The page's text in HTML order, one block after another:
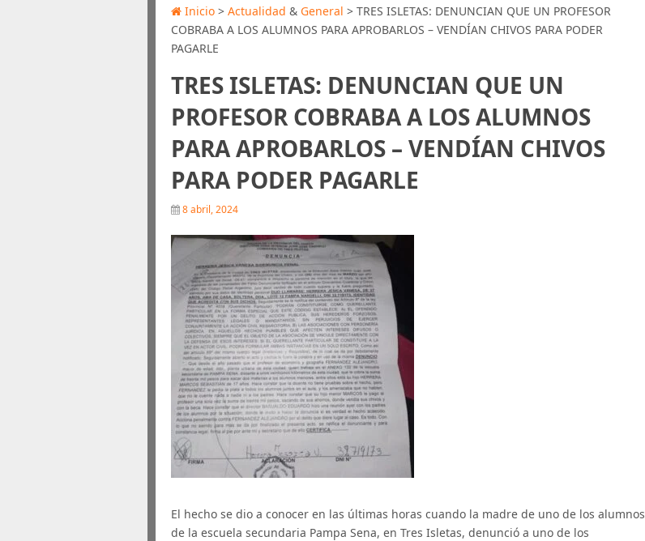
Inicio >Actualidad & General > TRES ISLETAS: DENUNCIAN QUE UN PROFESOR
COBRABA A LOS ALUMNOS PARA APROBARLOS – VENDÍAN CHIVOS PARA PODER
PAGARLE
TRES ISLETAS: DENUNCIAN QUE UN
PROFESOR COBRABA A LOS ALUMNOS
PARA APROBARLOS – VENDÍAN CHIVOS
PARA PODER PAGARLE
8 abril, 2024
El hecho se dio a conocer en las últimas horas cuando la madre de uno de los alumnos
de la escuela secundaria Pampa Sena, en Tres Isletas, denunció a uno de los